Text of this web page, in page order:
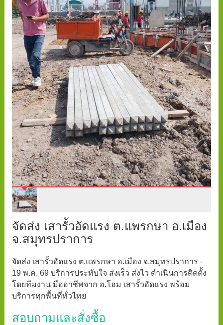
จัดส่ง เสารั้วอัดแรง ต.แพรกษา อ.เมือง
จ.สมุทรปราการ
จัดส่ง เสารั้วอัดแรง ต.แพรกษา อ.เมือง จ.สมุทรปราการ -
19 พ.ค. 69 บริการประทับใจ ส่งเร็ว ส่งไว ดำเนินการติดตั้ง
โดยทีมงาน มืออาชีพจาก ฮ.โฮม เสารั้วอัดแรง พร้อม
บริการทุกพื้นที่ทั่วไทย
สอบถามและสั่งซื้อ